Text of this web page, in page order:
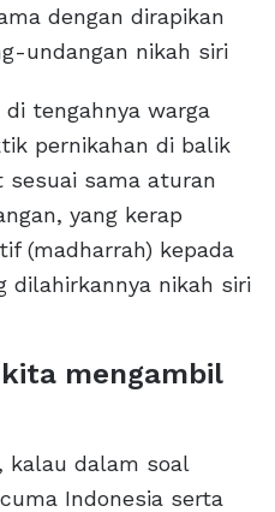
dengan dirapikan
undangan nikah siri
tengahnya warga
pernikahan di balik
sama aturan
yang kerap
(madharrah) kepada
dilahirkannya nikah siri
mengambil
kalau dalam soal
Indonesia serta